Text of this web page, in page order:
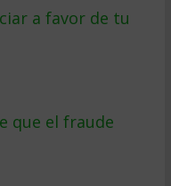
a favor de tu
que el fraude